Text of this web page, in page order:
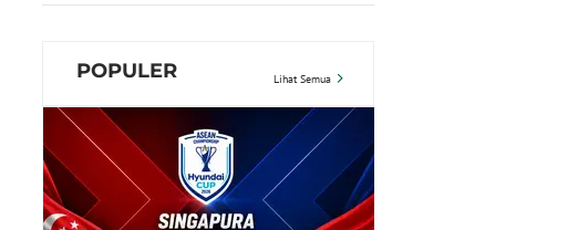
POPULER Lihat Semua